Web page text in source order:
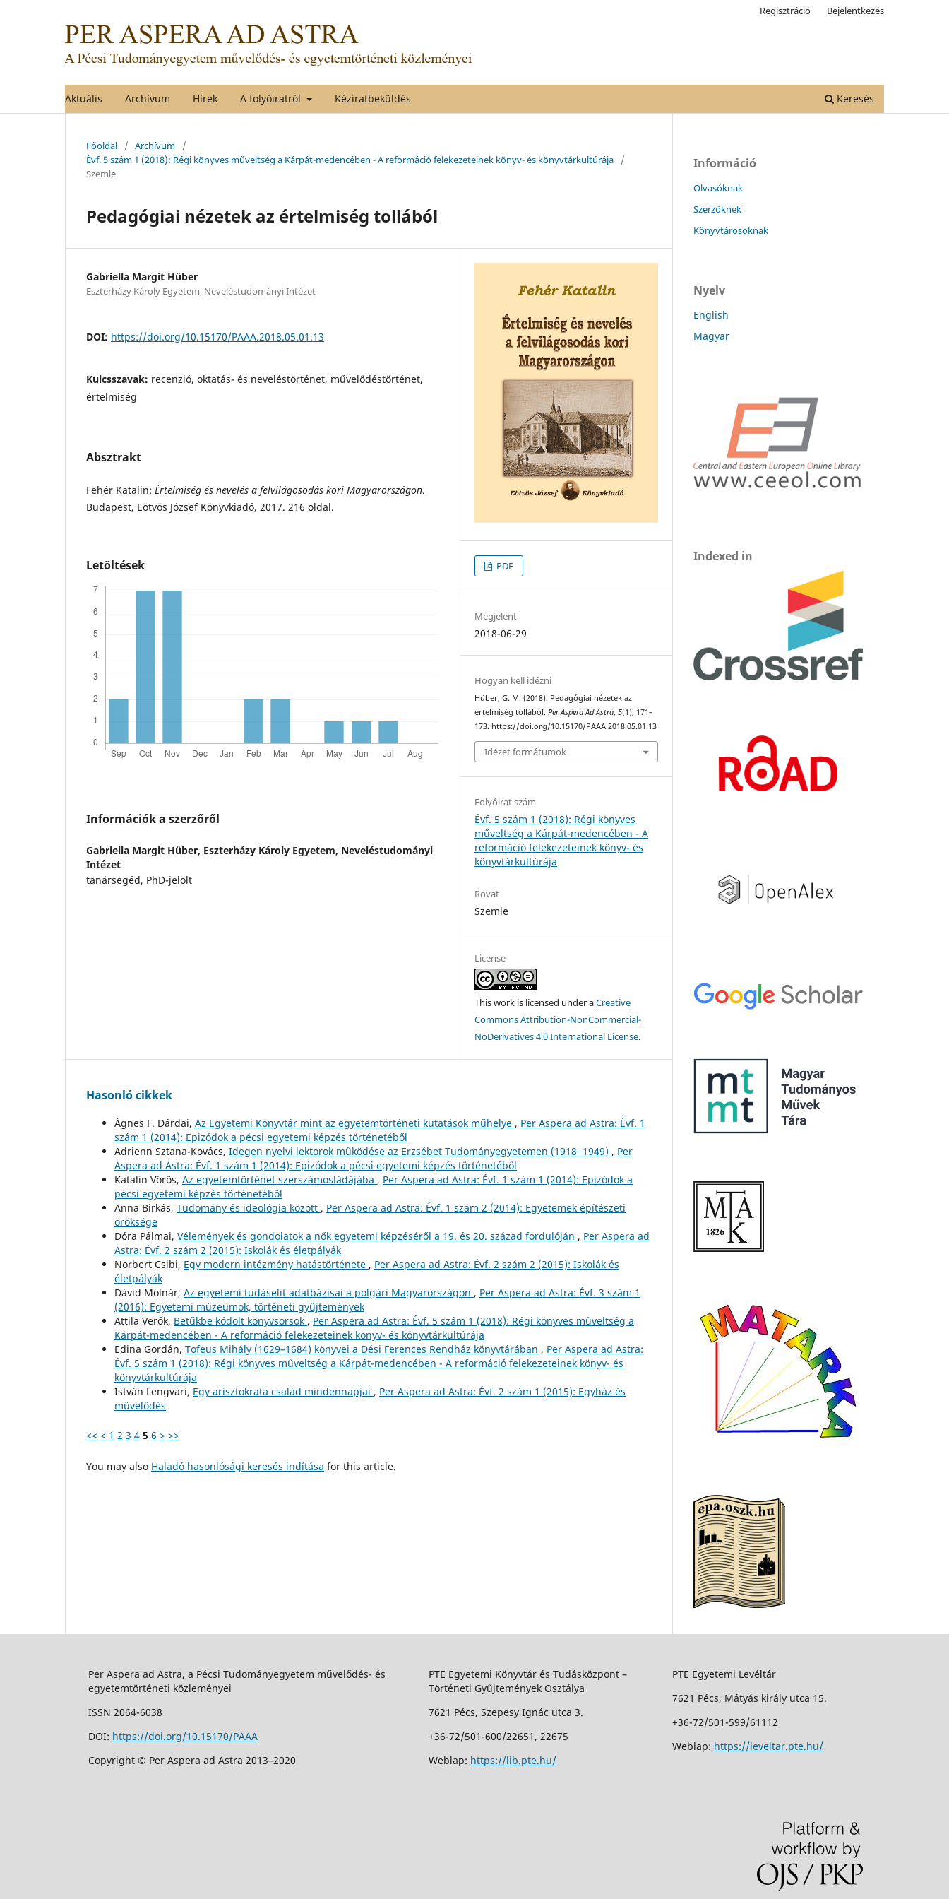
Aktuális Archívum Hírek A folyóiratról Kéziratbeküldés Keresés
Regisztráció Bejelentkezés
Főoldal / Archívum
/
Évf. 5 szám 1 (2018): Régi könyves műveltség a Kárpát-medencében - A reformáció felekezeteinek könyv- és könyvtárkultúrája
/
Szemle
Pedagógiai nézetek az értelmiség tollából
Gabriella Margit Hüber
Eszterházy Károly Egyetem, Neveléstudományi Intézet
DOI: https://doi.org/10.15170/PAAA.2018.05.01.13
Kulcsszavak: recenzió, oktatás- és neveléstörténet, művelődéstörténet,
értelmiség
Absztrakt
Fehér Katalin: Értelmiség és nevelés a felvilágosodás kori Magyarországon.
Budapest, Eötvös József Könyvkiadó, 2017. 216 oldal.
Letöltések
Információk a szerzőről
Gabriella Margit Hüber, Eszterházy Károly Egyetem, Neveléstudományi
Intézet
tanársegéd, PhD-jelölt
PDF
Megjelent
2018-06-29
Hogyan kell idézni
Hüber, G. M. (2018). Pedagógiai nézetek az
értelmiség tollából.Per Aspera Ad Astra,5(1), 171–
173. https://doi.org/10.15170/PAAA.2018.05.01.13
Idézet formátumok
Folyóirat szám
Évf. 5 szám 1 (2018): Régi könyves
műveltség a Kárpát-medencében - A
reformáció felekezeteinek könyv- és
könyvtárkultúrája
Rovat
Szemle
License
This work is licensed under aCreative
Commons Attribution-NonCommercial-
NoDerivatives 4.0 International License.
Hasonló cikkek
Ágnes F. Dárdai, Az Egyetemi Könyvtár mint az egyetemtörténeti kutatások műhelye , Per Aspera ad Astra: Évf. 1
szám 1 (2014): Epizódok a pécsi egyetemi képzés történetéből
Adrienn Sztana-Kovács, Idegen nyelvi lektorok működése az Erzsébet Tudományegyetemen (1918−1949) , Per
Aspera ad Astra: Évf. 1 szám 1 (2014): Epizódok a pécsi egyetemi képzés történetéből
Katalin Vörös, Az egyetemtörténet szerszámosládájába , Per Aspera ad Astra: Évf. 1 szám 1 (2014): Epizódok a
pécsi egyetemi képzés történetéből
Anna Birkás, Tudomány és ideológia között , Per Aspera ad Astra: Évf. 1 szám 2 (2014): Egyetemek építészeti
öröksége
Dóra Pálmai, Vélemények és gondolatok a nők egyetemi képzéséről a 19. és 20. század fordulóján , Per Aspera ad
Astra: Évf. 2 szám 2 (2015): Iskolák és életpályák
Norbert Csibi, Egy modern intézmény hatástörténete , Per Aspera ad Astra: Évf. 2 szám 2 (2015): Iskolák és
életpályák
Dávid Molnár, Az egyetemi tudáselit adatbázisai a polgári Magyarországon , Per Aspera ad Astra: Évf. 3 szám 1
(2016): Egyetemi múzeumok, történeti gyűjtemények
Attila Verók, Betűkbe kódolt könyvsorsok , Per Aspera ad Astra: Évf. 5 szám 1 (2018): Régi könyves műveltség a
Kárpát-medencében - A reformáció felekezeteinek könyv- és könyvtárkultúrája
Edina Gordán, Tofeus Mihály (1629–1684) könyvei a Dési Ferences Rendház könyvtárában , Per Aspera ad Astra:
Évf. 5 szám 1 (2018): Régi könyves műveltség a Kárpát-medencében - A reformáció felekezeteinek könyv- és
könyvtárkultúrája
István Lengvári, Egy arisztokrata család mindennapjai , Per Aspera ad Astra: Évf. 2 szám 1 (2015): Egyház és
művelődés
<< < 1 2 3 4 5 6 > >>
You may also Haladó hasonlósági keresés indítása for this article.
Információ
Olvasóknak
Szerzőknek
Könyvtárosoknak
Nyelv
English
Magyar
Indexed in
Per Aspera ad Astra, a Pécsi Tudományegyetem művelődés- és
egyetemtörténeti közleményei
ISSN 2064-6038
DOI: https://doi.org/10.15170/PAAA
Copyright © Per Aspera ad Astra 2013–2020
PTE Egyetemi Könyvtár és Tudásközpont –
Történeti Gyűjtemények Osztálya
7621 Pécs, Szepesy Ignác utca 3.
+36-72/501-600/22651, 22675
Weblap: https://lib.pte.hu/
PTE Egyetemi Levéltár
7621 Pécs, Mátyás király utca 15.
+36-72/501-599/61112
Weblap: https://leveltar.pte.hu/